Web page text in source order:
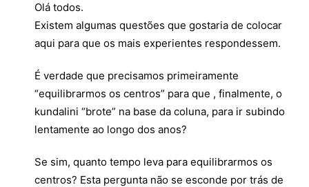
Olá todos.
Existem algumas questões que gostaria de colocar
aqui para que os mais experientes respondessem.
É verdade que precisamos primeiramente
“equilibrarmos os centros” para que , finalmente, o
kundalini “brote” na base da coluna, para ir subindo
lentamente ao longo dos anos?
Se sim, quanto tempo leva para equilibrarmos os
centros? Esta pergunta não se esconde por trás de